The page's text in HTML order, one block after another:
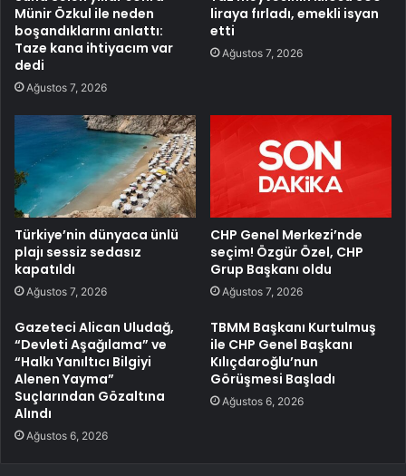
Münir Özkul ile neden
boşandıklarını anlattı:
Taze kana ihtiyacım var
dedi
Ağustos 7, 2026
liraya fırladı, emekli isyan
etti
Ağustos 7, 2026
Türkiye’nin dünyaca ünlü
plajı sessiz sedasız
kapatıldı
Ağustos 7, 2026
CHP Genel Merkezi’nde
seçim! Özgür Özel, CHP
Grup Başkanı oldu
Ağustos 7, 2026
Gazeteci Alican Uludağ,
“Devleti Aşağılama” ve
“Halkı Yanıltıcı Bilgiyi
Alenen Yayma”
Suçlarından Gözaltına
Alındı
Ağustos 6, 2026
TBMM Başkanı Kurtulmuş
ile CHP Genel Başkanı
Kılıçdaroğlu’nun
Görüşmesi Başladı
Ağustos 6, 2026